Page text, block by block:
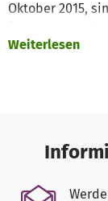
Oktober 2015,
Flüchtlinge
neue Leben in
Barrieren
Weiterlesen